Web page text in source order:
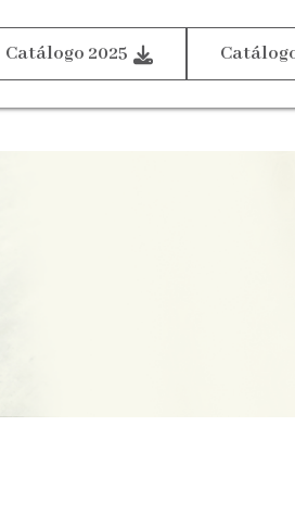
Catálogo 2025